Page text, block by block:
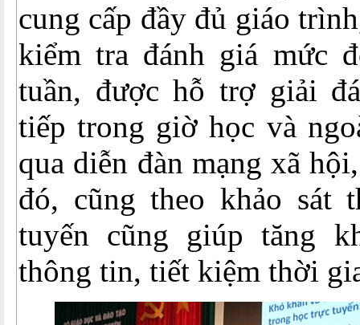
cung cấp đầy đủ giáo
kiểm tra đánh giá mức
tuần, được hỗ trợ giải
tiếp trong giờ học và
qua diễn đàn mạng xã
đó, cũng theo khảo sát
tuyến cũng giúp tăng
thông tin, tiết kiệm thời